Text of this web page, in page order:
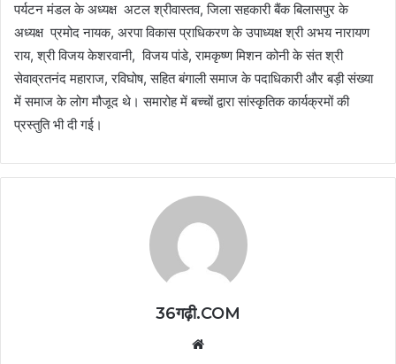
पर्यटन मंडल के अध्यक्ष अटल श्रीवास्तव, जिला सहकारी बैंक बिलासपुर के
अध्यक्ष प्रमोद नायक, अरपा विकास प्राधिकरण के उपाध्यक्ष श्री अभय नारायण
राय, श्री विजय केशरवानी, विजय पांडे, रामकृष्ण मिशन कोनी के संत श्री
सेवाव्रतनंद महाराज, रविघोष, सहित बंगाली समाज के पदाधिकारी और बड़ी संख्या
में समाज के लोग मौजूद थे। समारोह में बच्चों द्वारा सांस्कृतिक कार्यक्रमों की
प्रस्तुति भी दी गई।
36गढ़ी.COM